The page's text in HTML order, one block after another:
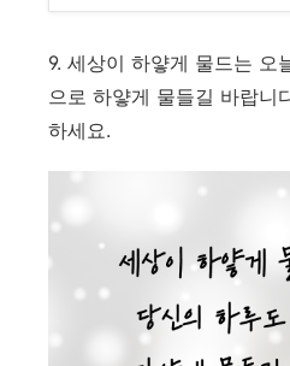
9. 세상이 하얗게 물드는 오
으로 하얗게 물들길 바랍니
하세요.